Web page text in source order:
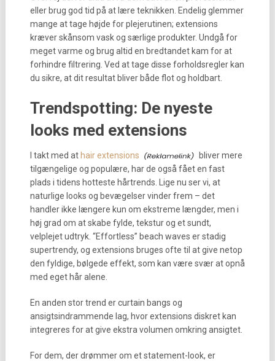
eller brug god tid på at lære teknikken. Endelig glemmer
mange at tage højde for plejerutinen; extensions
kræver skånsom vask og særlige produkter. Undgå for
meget varme og brug altid en bredtandet kam for at
forhindre filtrering. Ved at tage disse forholdsregler kan
du sikre, at dit resultat bliver både flot og holdbart.
Trendspotting: De nyeste
looks med extensions
I takt med at hair extensions
bliver mere
tilgængelige og populære, har de også fået en fast
plads i tidens hotteste hårtrends. Lige nu ser vi, at
naturlige looks og bevægelser vinder frem – det
handler ikke længere kun om ekstreme længder, men i
høj grad om at skabe fylde, tekstur og et sundt,
velplejet udtryk. “Effortless” beach waves er stadig
supertrendy, og extensions bruges ofte til at give netop
den fyldige, bølgede effekt, som kan være svær at opnå
med eget hår alene.
En anden stor trend er curtain bangs og
ansigtsindrammende lag, hvor extensions diskret kan
integreres for at give ekstra volumen omkring ansigtet.
For dem, der drømmer om et statement-look, er